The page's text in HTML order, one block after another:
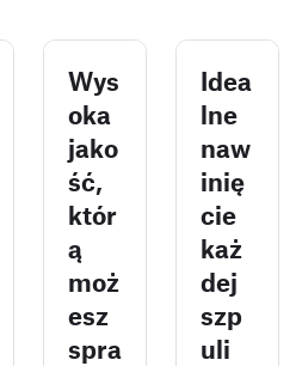
Wys
oka
jako
ść,
któr
ą
moż
esz
spra
Idea
lne
naw
inię
cie
każ
dej
szp
uli